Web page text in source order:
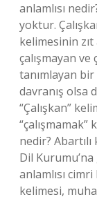
anlamlısı
yoktur.
kelimesinin
çalışmayan ve
tanımlayan
davranış olsa
“Çalışkan”
“çalışmamak”
nedir?
Dil
anlamlısı
kelimesi,